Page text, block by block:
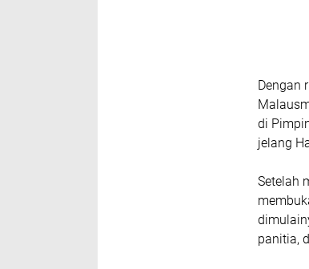
Dengan
di
jelang
Setelah
panitia,